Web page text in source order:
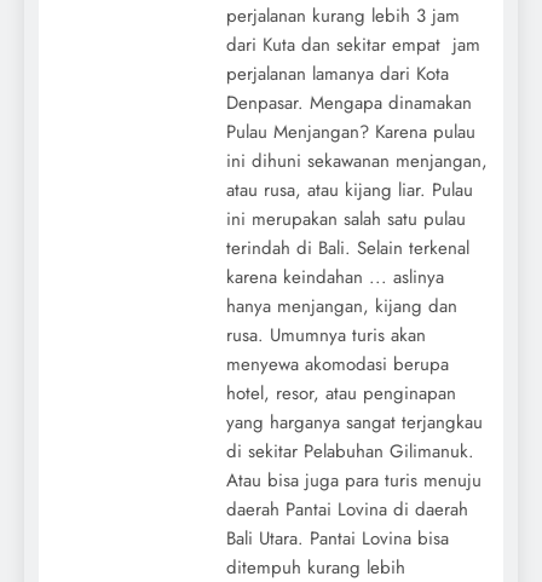
perjalanan kurang lebih 3 jam
dari Kuta dan sekitar empat jam
perjalanan lamanya dari Kota
Denpasar. Mengapa dinamakan
Pulau Menjangan? Karena pulau
ini dihuni sekawanan menjangan,
atau rusa, atau kijang liar. Pulau
ini merupakan salah satu pulau
terindah di Bali. Selain terkenal
karena keindahan ... aslinya
hanya menjangan, kijang dan
rusa. Umumnya turis akan
menyewa akomodasi berupa
hotel, resor, atau penginapan
yang harganya sangat terjangkau
di sekitar Pelabuhan Gilimanuk.
Atau bisa juga para turis menuju
daerah Pantai Lovina di daerah
Bali Utara. Pantai Lovina bisa
ditempuh kurang lebih